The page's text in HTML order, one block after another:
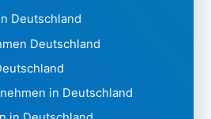
Deutschland
Deutschland
in Deutschland